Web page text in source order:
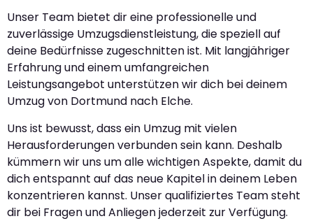
Unser Team bietet dir eine professionelle und
zuverlässige Umzugsdienstleistung, die speziell auf
deine Bedürfnisse zugeschnitten ist. Mit langjähriger
Erfahrung und einem umfangreichen
Leistungsangebot unterstützen wir dich bei deinem
Umzug von Dortmund nach Elche.
Uns ist bewusst, dass ein Umzug mit vielen
Herausforderungen verbunden sein kann. Deshalb
kümmern wir uns um alle wichtigen Aspekte, damit du
dich entspannt auf das neue Kapitel in deinem Leben
konzentrieren kannst. Unser qualifiziertes Team steht
dir bei Fragen und Anliegen jederzeit zur Verfügung.